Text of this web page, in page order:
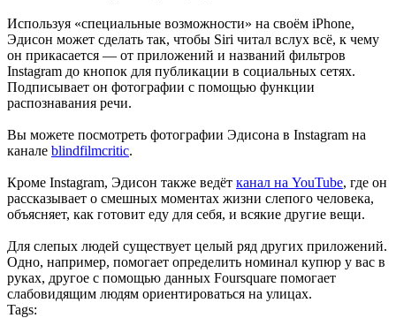
Используя «специальные возможности» на своём ​​iPhone,
Эдисон может сделать так, чтобы Siri читал вслух всё, к чему
он прикасается — от приложений и названий фильтров
Instagram до кнопок для публикации в социальных сетях.
Подписывает он фотографии с помощью функции
распознавания речи.
Вы можете посмотреть фотографии Эдисона в Instagram на
канале blindfilmcritic.
Кроме Instagram, Эдисон также ведёт канал на YouTube, где он
рассказывает о смешных моментах жизни слепого человека,
объясняет, как готовит еду для себя, и всякие другие вещи.
Для слепых людей существует целый ряд других приложений.
Одно, например, помогает определить номинал купюр у вас в
руках, другое с помощью данных Foursquare помогает
слабовидящим людям ориентироваться на улицах.
Tags: